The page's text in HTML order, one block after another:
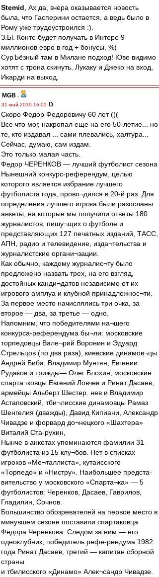
Stemid , Ах да, вчера оказывается новость
была, что Гасперини остается, а ведь было в
Рому уже трудоустроился :).
З.Ы. Конте будет получать в Интере 9
миллионов евро в год + бонусы. %)
СурЪёзный там в Милане подход! Юве видимо
хотят с трона скинуть. Лукаку и Джеко на вход,
Икарди на выход.
MGB -
31 май 2019 16:01
Скоро Федор Федоровичу 60 лет (((
Все что мог, накропал еще на его 50-летие... но
те, кто издавал ... сами плевались, халтура...
Сейчас, думаю, сам издам.
Это только малая часть.
Федор ЧЕРЕНКОВ — лучший футболист сезона
Нынешний конкурс-референдум, целью
которого является избрание лучшего
футболиста года, прово¬дился в 20-й раз. Для
определения лучшего игрока были разосланы
анкеты, на которые мы получили ответы 180
журналистов, пишу¬щих о футболе и
представляющих 127 печатных изданий, ТАСС,
АПН, радио и телевидение, изда¬тельства и
журналистские органи¬зации.
Как обычно, каждому журналис¬ту было
предложено назвать трех, на его взгляд,
достойных канди¬датов независимо от их
игрового амплуа и клубной принадлежнос¬ти.
За первое место начислялись три очка, за
второе — два, за третье — одно.
Напомним, что победителями на¬шего
конкурса-референдума бы¬ли: московские
торпедовцы Вале¬рий Воронин и Эдуард
Стрельцов (по два раза), киевские динамов¬цы
Андрей Биба, Владимир Мунтян, Евгении
Рудаков и трижды— Олег Блохин, московские
спарта¬ковцы Евгений Ловчев и Ринат Дасаев,
армейцы Альберт Шестер. нев и Владимир
Астаповский, тби¬лисские динамовцы Рамаз
Шенгелия (дважды), Давид Кипиани, Александр
Чивадзе и форвард до¬нецкого «Шахтера»
Виталий Ста-рухин,
Нынче в анкетах упоминаются фамилии 31
футболиста из 15 клу¬бов. Нет в списках
игроков «Ме¬таллиста», кутаисского
«Торпедо» и «Нистру». Наибольшее предста-
вительство у московского «Спарта¬ка» — 5
футболистов: Черенков, Дасаев, Гаврилов,
Гладилин, Сочнов.
Большинство обозревателей на первое место в
минувшем сезоне поставили спартаковца
Федора Черенкова. Следом за ним — его
одноклубник, победитель рефе-рендума 1982
года Ринат Дасаев, третий — капитан сборной
страны
и тбилисского «Динамо» Алек¬сандр Чивадзе.